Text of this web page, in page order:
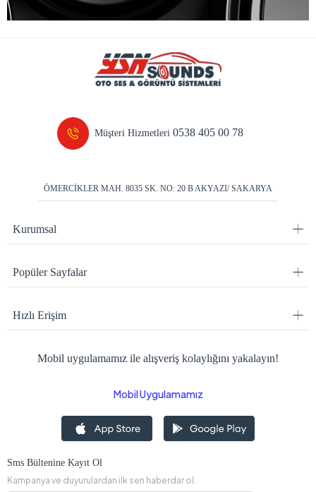
Müşteri Hizmetleri0538 405 00 78
ÖMERCİKLER MAH. 8035 SK. NO: 20 B AKYAZI/ SAKARYA
Kurumsal
Popüler Sayfalar
Hızlı Erişim
Mobil uygulamamız ile alışveriş kolaylığını yakalayın!
Mobil Uygulamamız
Sms Bültenine Kayıt Ol
Kampanya ve duyurulardan ilk sen haberdar ol.